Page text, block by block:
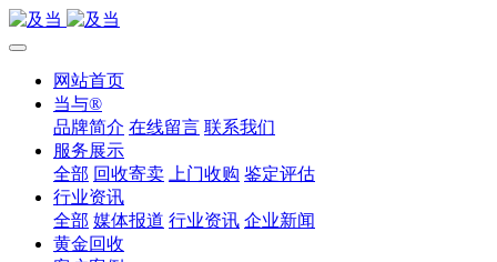
网站首页
当与®
品牌简介 在线留言 联系我们
服务展示
全部 回收寄卖 上门收购 鉴定评估
行业资讯
全部 媒体报道 行业资讯 企业新闻
黄金回收